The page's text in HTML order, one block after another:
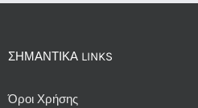
ΣΗΜΑΝΤΙΚΆ LINKS
Όροι Χρήσης